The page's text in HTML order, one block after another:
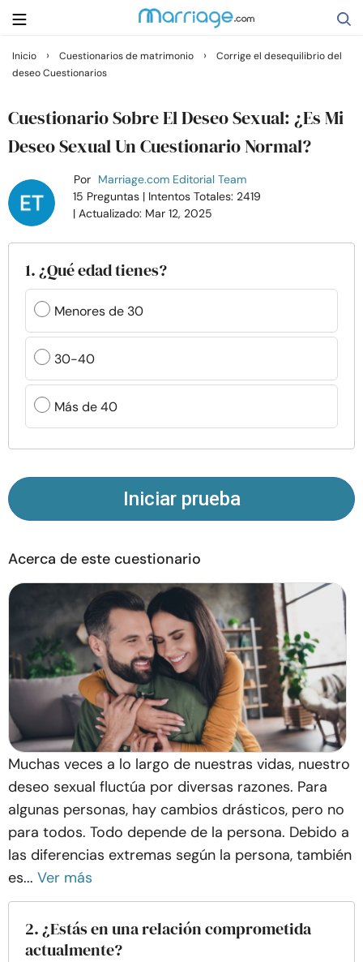
Buscar
Casarse
Relaciones
Familia
Ayuda
Cursos
Recursos
Comunidad
Idioma
Sobre nosotros Contáctanos Escríbenos
Publicidad con
© Copyright 2026. Todos los derechos reservados.
Inicio › Cuestionarios de matrimonio › Corrige el desequilibrio del
deseo Cuestionarios
Cuestionario Sobre El Deseo Sexual: ¿Es Mi
Deseo Sexual Un Cuestionario Normal?
Por Marriage.com Editorial Team
15 Preguntas | Intentos Totales: 2419
| Actualizado: Mar 12, 2025
1. ¿Qué edad tienes?
Menores de 30
30-40
Más de 40
Iniciar prueba
Acerca de este cuestionario
Muchas veces a lo largo de nuestras vidas, nuestro
deseo sexual fluctúa por diversas razones. Para
algunas personas, hay cambios drásticos, pero no
para todos. Todo depende de la persona. Debido a
las diferencias extremas según la persona, también
es... Ver más
2. ¿Estás en una relación comprometida
actualmente?